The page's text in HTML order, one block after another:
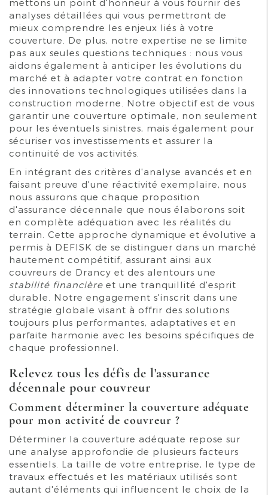
mettons un point d'honneur à vous fournir des
analyses détaillées qui vous permettront de
mieux comprendre les enjeux liés à votre
couverture. De plus, notre expertise ne se limite
pas aux seules questions techniques : nous vous
aidons également à anticiper les évolutions du
marché et à adapter votre contrat en fonction
des innovations technologiques utilisées dans la
construction moderne. Notre objectif est de vous
garantir une couverture optimale, non seulement
pour les éventuels sinistres, mais également pour
sécuriser vos investissements et assurer la
continuité de vos activités.
En intégrant des critères d'analyse avancés et en
faisant preuve d'une réactivité exemplaire, nous
nous assurons que chaque proposition
d'assurance décennale que nous élaborons soit
en complète adéquation avec les réalités du
terrain. Cette approche dynamique et évolutive a
permis à DEFISK de se distinguer dans un marché
hautement compétitif, assurant ainsi aux
couvreurs de Drancy et des alentours une
stabilité financière et une tranquillité d'esprit
durable. Notre engagement s'inscrit dans une
stratégie globale visant à offrir des solutions
toujours plus performantes, adaptatives et en
parfaite harmonie avec les besoins spécifiques de
chaque professionnel.
Relevez tous les défis de l'assurance
décennale pour couvreur
Comment déterminer la couverture adéquate
pour mon activité de couvreur ?
Déterminer la couverture adéquate repose sur
une analyse approfondie de plusieurs facteurs
essentiels. La taille de votre entreprise, le type de
travaux effectués et les matériaux utilisés sont
autant d'éléments qui influencent le choix de la